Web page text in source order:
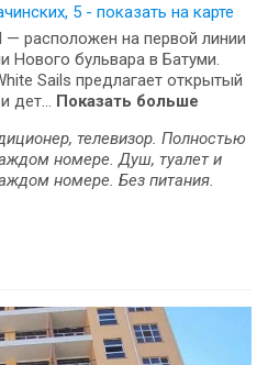
5 - показать на карте
— расположен на первой линии
Нового бульвара в Батуми.
Sails предлагает открытый
дет... Показать больше
телевизор. Полностью
номере. Душ, туалет и
номере. Без питания.